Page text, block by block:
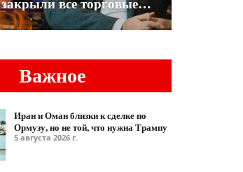
центры Vegas
Важное
Иран и Оман близки к сделке по
Ормузу, но не той, что нужна Трампу
5 августа 2026 г.